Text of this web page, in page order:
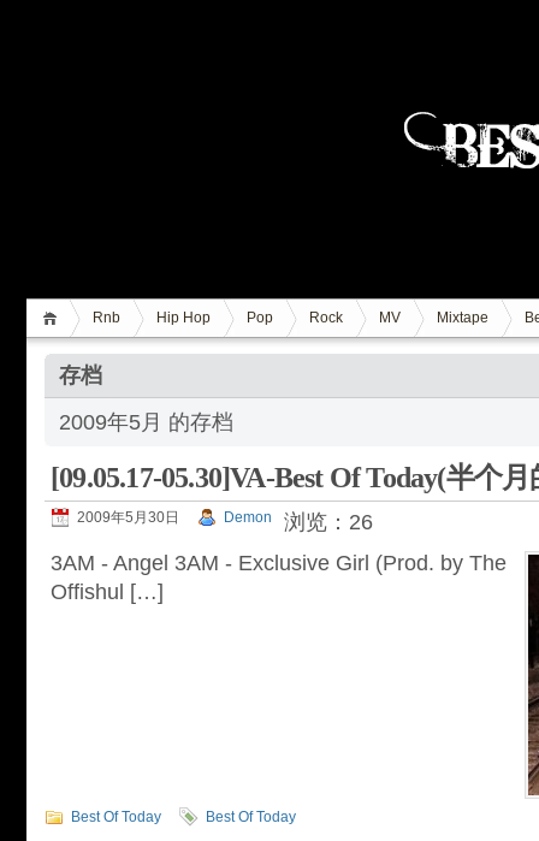
Rnb Hip Hop Pop Rock MV Mixtape
存档
2009年5月 的存档
[09.05.17-05.30]VA-Best Of Today(半个
2009年5月30日 Demon
浏览：26
3AM - Angel 3AM - Exclusive Girl (Prod. by The
Offishul […]
Best Of Today Best Of Today